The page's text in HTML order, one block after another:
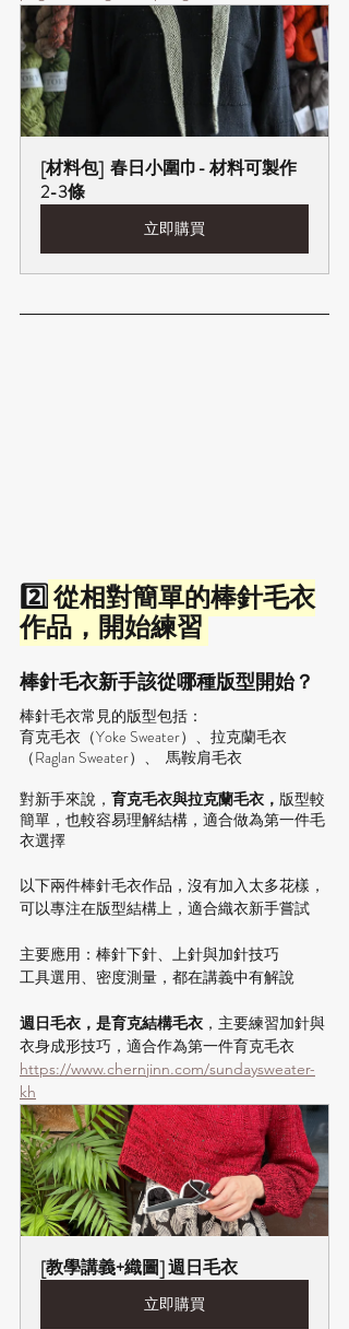
[材料包]  春日小圍巾- 材料可製作
2-3條
立即購買
2️⃣ 從相對簡單的棒針毛衣
作品，開始練習
棒針毛衣新手該從哪種版型開始？
棒針毛衣常見的版型包括：
育克毛衣（Yoke Sweater）、拉克蘭毛衣
（Raglan Sweater）、  馬鞍肩毛衣
對新手來說， 育克毛衣與拉克蘭毛衣， 版型較
簡單，也較容易理解結構，適合做為第一件毛
衣選擇
以下兩件棒針毛衣作品，沒有加入太多花樣，
可以專注在版型結構上，適合織衣新手嘗試
主要應用：棒針下針、上針與加針技巧
工具選用、密度測量，都在講義中有解說
週日毛衣，是育克結構毛衣 ，主要練習加針與
衣身成形技巧，適合作為第一件育克毛衣
https://www.chernjinn.com/sundaysweater-
kh
[教學講義+織圖] 週日毛衣
立即購買